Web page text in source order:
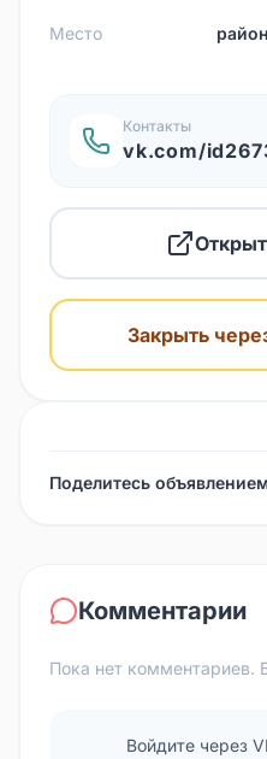
Место
Контакты
vk.com/
Закрыть
Поделитесь
Комментарии
Пока нет комментариев.
Войдите через